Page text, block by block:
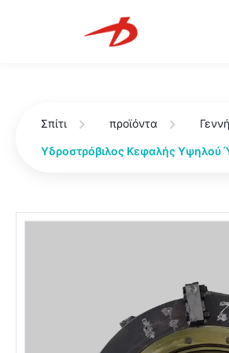
Σπίτι προϊόντα
Υδροστρόβιλος Κεφαλής Υψηλού